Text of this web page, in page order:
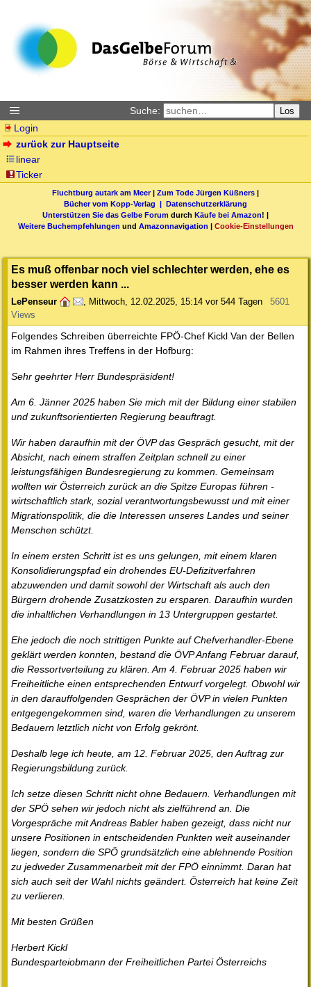
Suche: Los
Login
zurück zur Hauptseite
linear
Ticker
Fluchtburg autark am Meer| Zum Tode Jürgen Küßners |
Bücher vom Kopp-Verlag | Datenschutzerklärung
Unterstützen Sie das Gelbe Forum durch Käufe bei Amazon! |
Weitere Buchempfehlungen und Amazonnavigation | Cookie-Einstellungen
Es muß offenbar noch viel schlechter werden, ehe es
besser werden kann ...
LePenseur , Mittwoch, 12.02.2025, 15:14 vor 544 Tagen
5601
Views
Folgendes Schreiben überreichte FPÖ-Chef Kickl Van der Bellen
im Rahmen ihres Treffens in der Hofburg:
Sehr geehrter Herr Bundespräsident!
Am 6. Jänner 2025 haben Sie mich mit der Bildung einer stabilen
und zukunftsorientierten Regierung beauftragt.
Wir haben daraufhin mit der ÖVP das Gespräch gesucht, mit der
Absicht, nach einem straffen Zeitplan schnell zu einer
leistungsfähigen Bundesregierung zu kommen. Gemeinsam
wollten wir Österreich zurück an die Spitze Europas führen -
wirtschaftlich stark, sozial verantwortungsbewusst und mit einer
Migrationspolitik, die die Interessen unseres Landes und seiner
Menschen schützt.
In einem ersten Schritt ist es uns gelungen, mit einem klaren
Konsolidierungspfad ein drohendes EU-Defizitverfahren
abzuwenden und damit sowohl der Wirtschaft als auch den
Bürgern drohende Zusatzkosten zu ersparen. Daraufhin wurden
die inhaltlichen Verhandlungen in 13 Untergruppen gestartet.
Ehe jedoch die noch strittigen Punkte auf Chefverhandler-Ebene
geklärt werden konnten, bestand die ÖVP Anfang Februar darauf,
die Ressortverteilung zu klären. Am 4. Februar 2025 haben wir
Freiheitliche einen entsprechenden Entwurf vorgelegt. Obwohl wir
in den darauffolgenden Gesprächen der ÖVP in vielen Punkten
entgegengekommen sind, waren die Verhandlungen zu unserem
Bedauern letztlich nicht von Erfolg gekrönt.
Deshalb lege ich heute, am 12. Februar 2025, den Auftrag zur
Regierungsbildung zurück.
Ich setze diesen Schritt nicht ohne Bedauern. Verhandlungen mit
der SPÖ sehen wir jedoch nicht als zielführend an. Die
Vorgespräche mit Andreas Babler haben gezeigt, dass nicht nur
unsere Positionen in entscheidenden Punkten weit auseinander
liegen, sondern die SPÖ grundsätzlich eine ablehnende Position
zu jedweder Zusammenarbeit mit der FPÖ einnimmt. Daran hat
sich auch seit der Wahl nichts geändert. Österreich hat keine Zeit
zu verlieren.
Mit besten Grüßen
Herbert Kickl
Bundesparteiobmann der Freiheitlichen Partei Österreichs